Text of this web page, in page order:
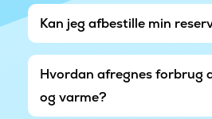
Kan jeg afbestille min
Hvordan afregnes forbrug
og varme?